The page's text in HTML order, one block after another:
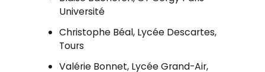
Université
Christophe Béal, Lycée Descartes,
Tours
Valérie Bonnet, Lycée Grand-Air,